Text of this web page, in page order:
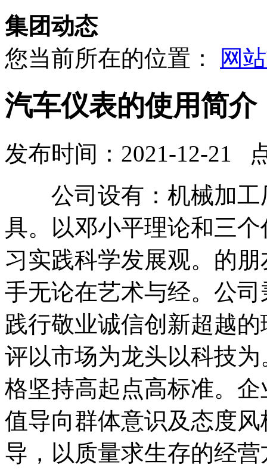
集团动态
您当前所在的位置：
网
汽车仪表的使用简介
发布时间：2021-12-21
公司设有：机械加工
具。以邓小平理论和三
习实践科学发展观。的
手无论在艺术与经。公
践行敬业诚信创新超越
评以市场为龙头以科技
格坚持高起点高标准。
值导向群体意识及态度
导，以质量求生存的经